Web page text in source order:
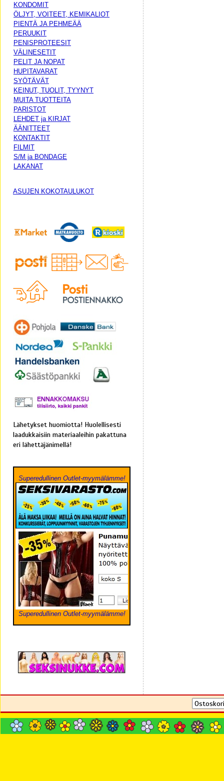
KONDOMIT
ÖLJYT, VOITEET, KEMIKALIOT
PIENTÄ JA PEHMEÄÄ
PERUUKIT
PENISPROTEESIT
VÄLINESETIT
PELIT JA NOPAT
HUPITAVARAT
SYÖTÄVÄT
KEINUT, TUOLIT, TYYNYT
MUITA TUOTTEITA
PARISTOT
LEHDET ja KIRJAT
ÄÄNITTEET
KONTAKTIT
FILMIT
S/M ja BONDAGE
LAKANAT
ASUJEN KOKOTAULUKOT
Lähetykset huomiotta! Huolellisesti
laadukkaisiin materiaaleihin pakattuna
eri lähettäjänimellä!
Superedullinen Outlet-myymälämme!
Superedullinen Outlet-myymälämme!